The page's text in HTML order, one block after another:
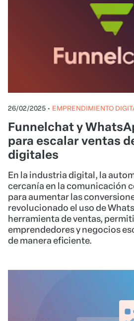
26/02/2025 • EMPRENDIMIENTO
Funnelchat y
para escalar ventas
digitales
En la industria digital, la
cercanía en la comunicación
para aumentar las
revolucionado el uso de
herramienta de ventas,
emprendedores y negocios
de manera eficiente.